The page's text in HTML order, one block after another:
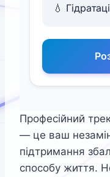
Професійний
— це ваш
підтримання
способу життя.